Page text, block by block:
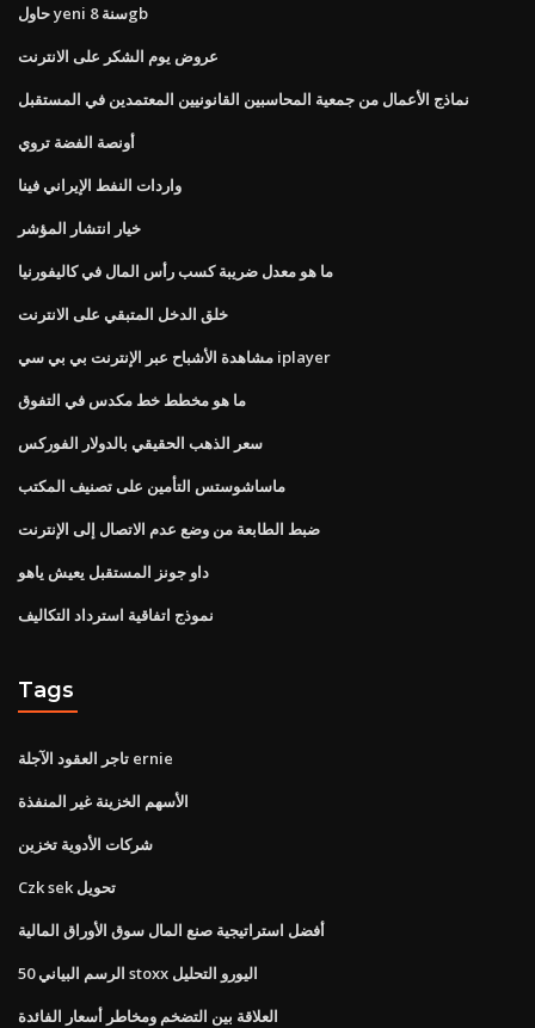
حاول yeni سنة 8gb
عروض يوم الشكر على الانترنت
نماذج الأعمال من جمعية المحاسبين القانونيين المعتمدين في المستقبل
أونصة الفضة تروي
واردات النفط الإيراني فينا
خيار انتشار المؤشر
ما هو معدل ضريبة كسب رأس المال في كاليفورنيا
خلق الدخل المتبقي على الانترنت
مشاهدة الأشباح عبر الإنترنت بي بي سي iplayer
ما هو مخطط خط مكدس في التفوق
سعر الذهب الحقيقي بالدولار الفوركس
ماساشوستس التأمين على تصنيف المكتب
ضبط الطابعة من وضع عدم الاتصال إلى الإنترنت
داو جونز المستقبل يعيش ياهو
نموذج اتفاقية استرداد التكاليف
Tags
تاجر العقود الآجلة ernie
الأسهم الخزينة غير المنفذة
شركات الأدوية تخزين
Czk sek تحويل
أفضل استراتيجية صنع المال سوق الأوراق المالية
الرسم البياني 50 stoxx اليورو التحليل
العلاقة بين التضخم ومخاطر أسعار الفائدة